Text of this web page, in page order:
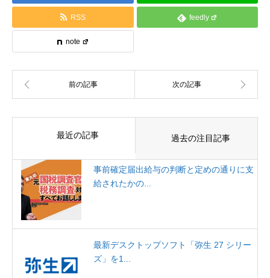
RSS feedly
note
最近の記事 過去の注目記事
事前確定届出給与の判断と定めの通りに支
給されたかの...
最新デスクトップソフト「弥生 27 シリー
ズ」を1...